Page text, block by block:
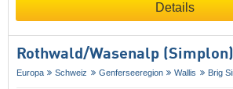
Details
Rothwald/​Wasenalp (Simplon)
Europa Schweiz Genferseeregion Wallis Brig